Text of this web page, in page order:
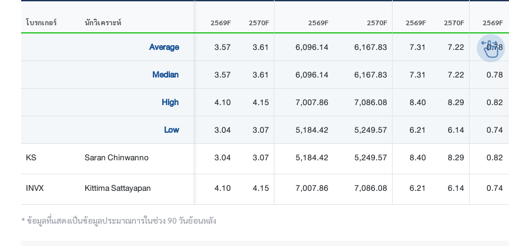
โบรกเกอร์ นักวิเคราะห์ 2569F 2570F 2569F 2570F 2569F 2570F 2569F
Average 3.57 3.61 6,096.14 6,167.83 7.31 7.22 0.78
Median
3.57 3.61 6,096.14 6,167.83 7.31 7.22 0.78
High
4.10 4.15 7,007.86 7,086.08 8.40 8.29 0.82
Low
3.04 3.07 5,184.42 5,249.57 6.21 6.14 0.74
KS
Saran Chinwanno 3.04 3.07 5,184.42 5,249.57 8.40 8.29 0.82
INVX Kittima Sattayapan 4.10 4.15 7,007.86 7,086.08 6.21 6.14 0.74
* ข้อมูลที่แสดงเป็นข้อมูลประมาณการในช่วง 90 วันย้อนหลัง